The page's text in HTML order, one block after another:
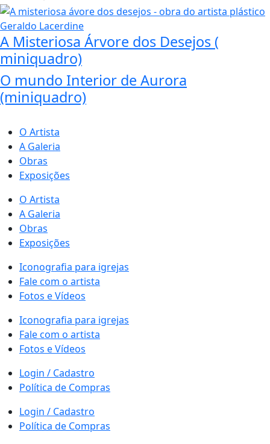
A Misteriosa Árvore dos Desejos (
miniquadro)
O mundo Interior de Aurora
(miniquadro)
O Artista
A Galeria
Obras
Exposições
O Artista
A Galeria
Obras
Exposições
Iconografia para igrejas
Fale com o artista
Fotos e Vídeos
Iconografia para igrejas
Fale com o artista
Fotos e Vídeos
Login / Cadastro
Política de Compras
Login / Cadastro
Política de Compras